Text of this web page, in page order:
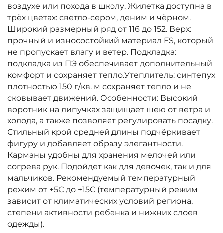
воздухе или похода в школу. Жилетка доступна в
трёх цветах: светло-сером, деним и чёрном.
Широкий размерный ряд от 116 до 152. Верх:
прочный и износостойкий материал FS, который
не пропускает влагу и ветер. Подкладка:
подкладка из ПЭ обеспечивает дополнительный
комфорт и сохраняет тепло.Утеплитель: синтепух
плотностью 150 г/кв. м сохраняет тепло и не
сковывает движений. Особенности: Высокий
воротник на липучках защищает шею от ветра и
холода, а также позволяет регулировать посадку.
Стильный крой средней длины подчёркивает
фигуру и добавляет образу элегантности.
Карманы удобны для хранения мелочей или
согрева рук. Подойдет как для девочек, так и для
мальчиков. Рекомендуемый температурный
режим от +5С до +15С (температурный режим
зависит от климатических условий региона,
степени активности ребенка и нижних слоев
одежды).